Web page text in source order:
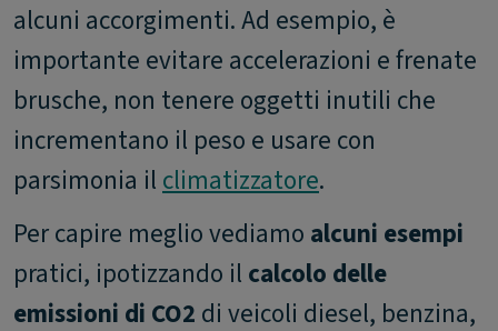
alcuni accorgimenti. Ad esempio, è
importante evitare accelerazioni e frenate
brusche, non tenere oggetti inutili che
incrementano il peso e usare con
parsimonia il climatizzatore.
Per capire meglio vediamo alcuni esempi
pratici, ipotizzando il calcolo delle
emissioni di CO2 di veicoli diesel, benzina,